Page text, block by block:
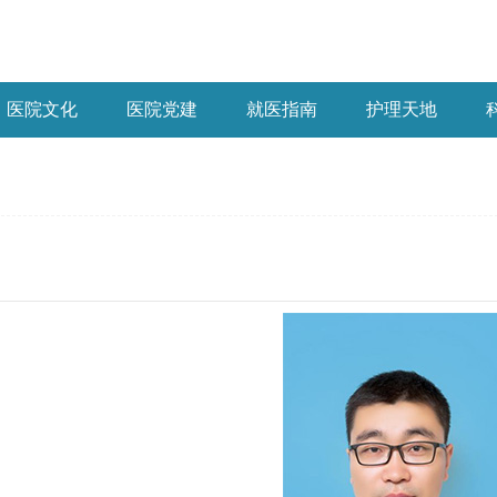
医院文化 医院党建 就医指南 护理天地